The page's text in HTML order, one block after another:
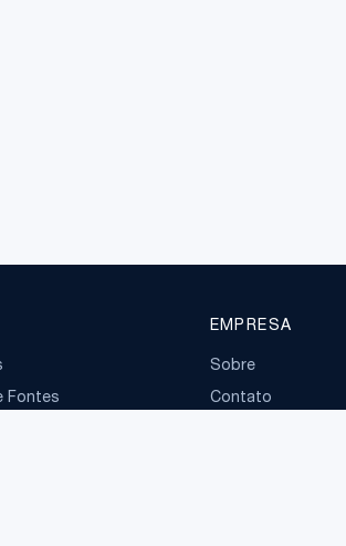
Fontes
EMPRESA
Sobre
Contato